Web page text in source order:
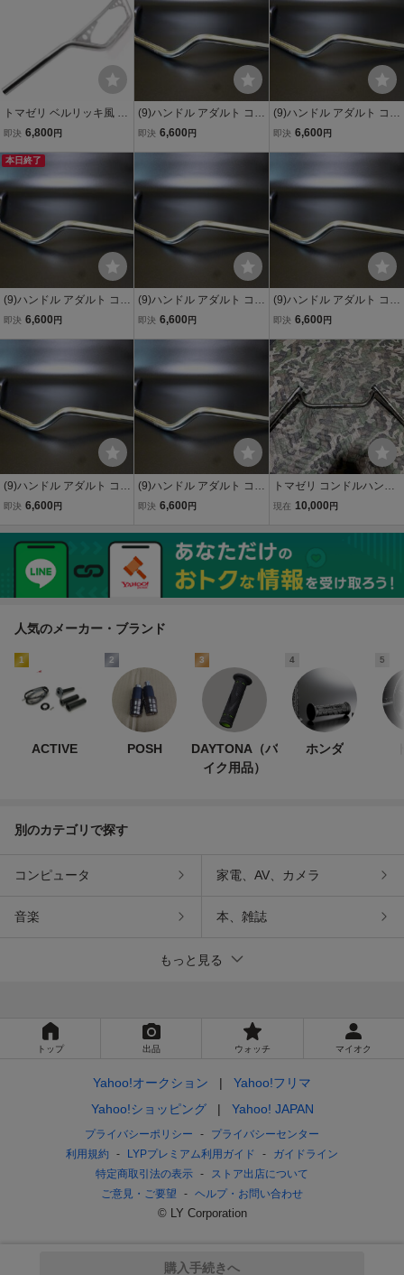
Z2 Z750FX CB400F
トマゼリ ベルリッキ風 ハ
ンドルバー ミリバー22.2
ームメッキ デザートスレ
ッドトライアンフ ハーレ
ーなどに
即決 6,800 円
(9)ハンドル アダルト コン
チ ゼットファーザー☆適
ク2CBR400F
即決 6,600 円
(9)ハンドル アダルト コン
チ ゼットファーザー☆適
ク2CBR400F
即決 6,600 円
本日終了
(9)ハンドル アダルト コン
チ ゼットファーザー☆適
ク2CBR400F
即決 6,600 円
(9)ハンドル アダルト コン
チ ゼットファーザー☆適
ク2CBR400F
即決 6,600 円
(9)ハンドル アダルト コン
チ ゼットファーザー☆適
00EザリゴキGT380ホー
ク2CBR400F
即決 6,600 円
(9)ハンドル アダルト コン
チ ゼットファーザー☆適
00EザリゴキGT380ホー
ク2CBR400F
即決 6,600 円
(9)ハンドル アダルト コン
チ ゼットファーザー☆適
00EザリゴキGT380ホー
ク2CBR400F
即決 6,600 円
トマゼリ コンドルハンド
ル 当時物
現在 10,000 円
人気のメーカー・ブランド
1
ACTIVE
2
POSH
3
DAYTONA（バ
イク用品）
4
ホンダ
5
別のカテゴリで探す
コンピュータ 家電、AV、カメラ
音楽 本、雑誌
もっと見る
購入手続きへ
トップ 出品 ウォッチ マイオク
Yahoo!オークション
Yahoo!フリマ
Yahoo!ショッピング
Yahoo! JAPAN
プライバシーポリシー
プライバシーセンター
利用規約
LYPプレミアム利用ガイド
ガイドライン
特定商取引法の表示
ストア出店について
ご意見・ご要望
ヘルプ・お問い合わせ
© LY Corporation